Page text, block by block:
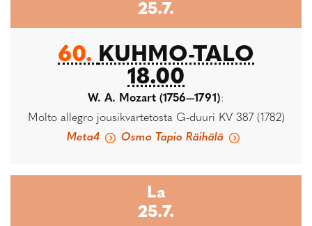
25.7.
60. KUHMO-TALO
18.00
W. A. Mozart (1756—1791):
Molto allegro jousikvartetosta G-duuri KV 387 (1782)
Meta4
Osmo Tapio Räihälä
La
25.7.